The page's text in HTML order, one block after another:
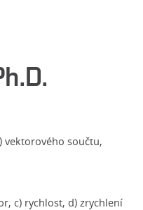
vektorového součtu,
c) rychlost, d) zrychlení